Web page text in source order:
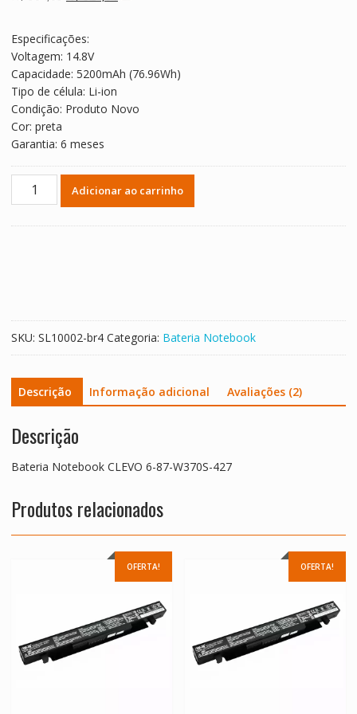
era:
R$ 584,83.
Especificações:
Voltagem: 14.8V
Capacidade: 5200mAh (76.96Wh)
Tipo de célula: Li-ion
Condição: Produto Novo
Cor: preta
Garantia: 6 meses
Bateria
Adicionar ao carrinho
SKU: SL10002-br4 Categoria: Bateria Notebook
Descrição Informação adicional Avaliações (2)
Descrição
Bateria Notebook CLEVO 6-87-W370S-427
Produtos relacionados
OFERTA! OFERTA!